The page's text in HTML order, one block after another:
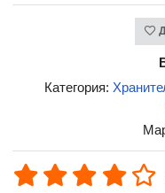
Категория: